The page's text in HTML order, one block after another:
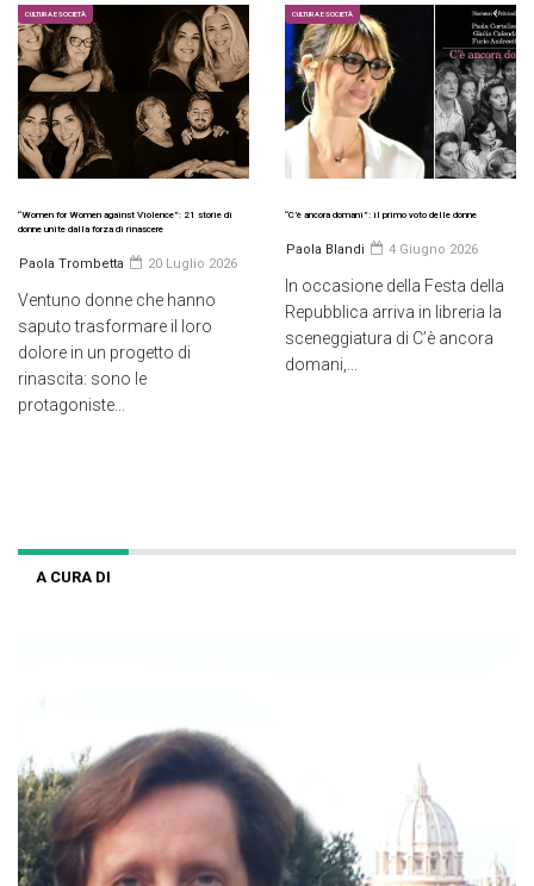
CULTURA E SOCIETÀ
“Women for Women against Violence”: 21 storie di
donne unite dalla forza di rinascere
Paola Trombetta 20 Luglio 2026
Ventuno donne che hanno
saputo trasformare il loro
dolore in un progetto di
rinascita: sono le
protagoniste...
CULTURA E SOCIETÀ
“C’è ancora domani”: il primo voto delle donne
Paola Blandi 4 Giugno 2026
In occasione della Festa della
Repubblica arriva in libreria la
sceneggiatura di C’è ancora
domani,...
A CURA DI